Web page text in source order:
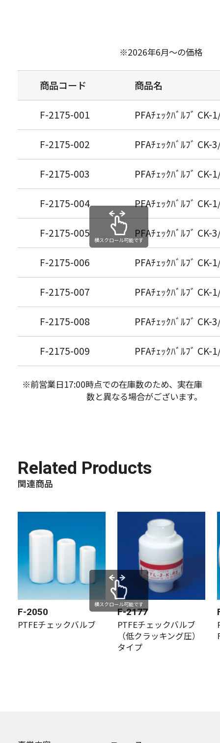
※2026年6月～の価格
商品コード 商品名
F-2175-001 PFAﾁｪｯｸﾊﾞﾙﾌﾞ CK-
F-2175-002 PFAﾁｪｯｸﾊﾞﾙﾌﾞ CK-
F-2175-003 PFAﾁｪｯｸﾊﾞﾙﾌﾞ CK-
F-2175-004 PFAﾁｪｯｸﾊﾞﾙﾌﾞ CK-
F-2175-005 PFAﾁｪｯｸﾊﾞﾙﾌﾞ CK-
F-2175-006 PFAﾁｪｯｸﾊﾞﾙﾌﾞ CK-
F-2175-007 PFAﾁｪｯｸﾊﾞﾙﾌﾞ CK-
F-2175-008 PFAﾁｪｯｸﾊﾞﾙﾌﾞ CK-
F-2175-009 PFAﾁｪｯｸﾊﾞﾙﾌﾞ CK-
横スクロール可能です
※前営業日17:00時点での在庫数のため、実在庫
数と異なる場合がございます。
Related Products
関連商品
F-2050
PTFEチェックバルブ
F-2177
PTFEチェックバルブ
（低クラッキング圧）
タイプ
横スクロール可能です